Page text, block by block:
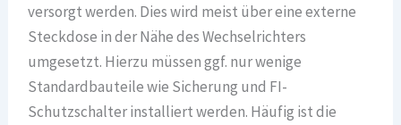
versorgt werden. Dies wird meist über eine externe
Steckdose in der Nähe des Wechselrichters
umgesetzt. Hierzu müssen ggf. nur wenige
Standardbauteile wie Sicherung und FI-
Schutzschalter installiert werden. Häufig ist die